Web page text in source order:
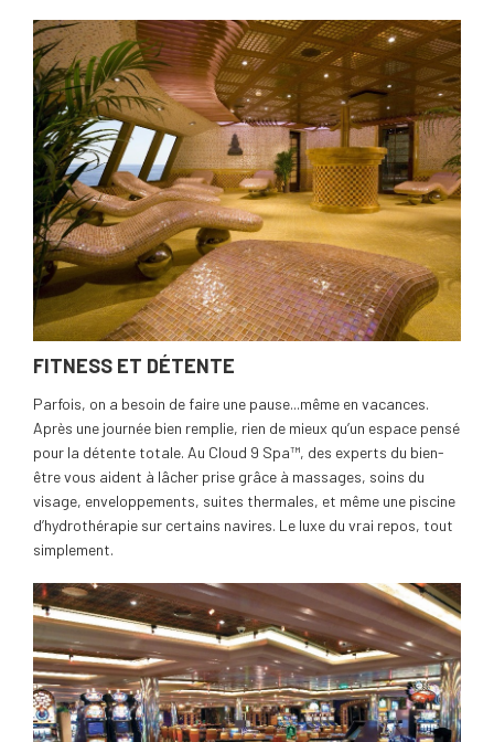
FITNESS ET DÉTENTE
Parfois, on a besoin de faire une pause...même en vacances.
Après une journée bien remplie, rien de mieux qu’un espace pensé
pour la détente totale. Au Cloud 9 Spa™, des experts du bien-
être vous aident à lâcher prise grâce à massages, soins du
visage, enveloppements, suites thermales, et même une piscine
d’hydrothérapie sur certains navires. Le luxe du vrai repos, tout
simplement.